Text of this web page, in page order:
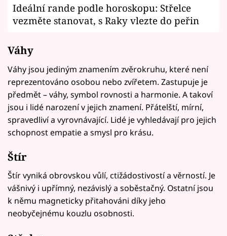
Ideální rande podle horoskopu: Střelce
vezměte stanovat, s Raky vlezte do peřin
Váhy
Váhy jsou jediným znamením zvěrokruhu, které není
reprezentováno osobou nebo zvířetem. Zastupuje je
předmět – váhy, symbol rovnosti a harmonie. A takoví
jsou i lidé narození v jejich znamení. Přátelští, mírní,
spravedliví a vyrovnávající. Lidé je vyhledávají pro jejich
schopnost empatie a smysl pro krásu.
Štír
Štír vyniká obrovskou vůlí, ctižádostivostí a věrností. Je
vášnivý i upřímný, nezávislý a soběstačný. Ostatní jsou
k němu magneticky přitahováni díky jeho
neobyčejnému kouzlu osobnosti.